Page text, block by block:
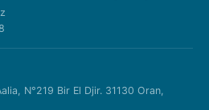
N°219 Bir El Djir. 31130 Oran,